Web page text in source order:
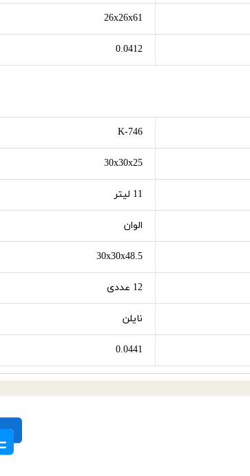
26x26x61
0.0412
K-746
30x30x25
11 لیتر
الوان
30x30x48.5
12 عددی
نایلن
0.0441